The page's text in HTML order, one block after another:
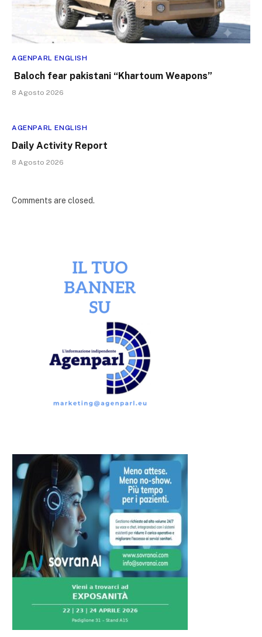
AGENPARL ENGLISH
Baloch fear pakistani “Khartoum Weapons”
8 Agosto 2026
AGENPARL ENGLISH
Daily Activity Report
8 Agosto 2026
Comments are closed.